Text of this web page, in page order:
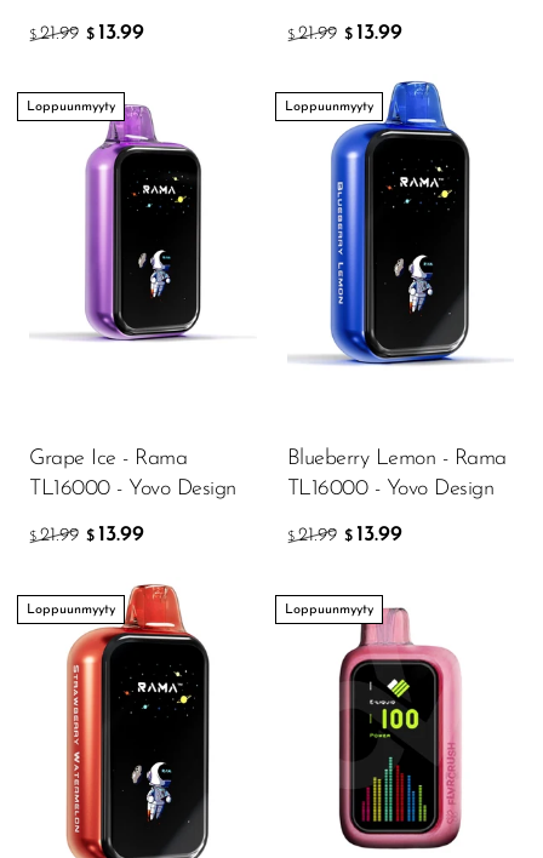
$ 21.99 $ 13.99 $ 21.99 $ 13.99
Loppuunmyyty
Grape Ice - Rama
TL16000 - Yovo Design
$ 21.99 $ 13.99
Loppuunmyyty
Blueberry Lemon - Rama
TL16000 - Yovo Design
$ 21.99 $ 13.99
Loppuunmyyty Loppuunmyyty